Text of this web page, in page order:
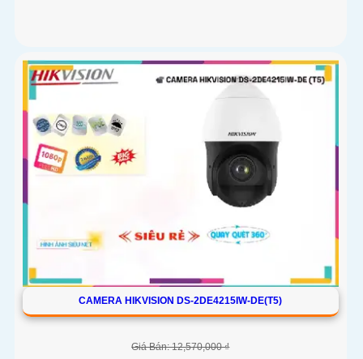
CAMERA HIKVISION DS-2DE4215IW-DE(T5)
Giá Bán: 12,570,000 ₫